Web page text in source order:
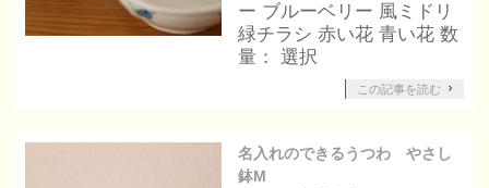
ー ブルーベリー 風ミドリ
緑チラシ 赤い花 青い花 数
量： 選択
この記事を読む
名入れのできるうつわ やさし
鉢M